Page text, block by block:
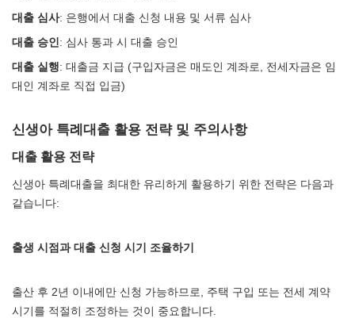
대출 심사: 은행에서 대출 신청 내용 및 서류 심사
대출 승인 : 심사 통과 시 대출 승인
대출 실행: 대출금 지급 (구입자금은 매도인 계좌로, 전세자금은 임
대인 계좌로 직접 입금)
신생아 특례대출 활용 전략 및 주의사항
대출 활용 전략
신생아 특례대출을 최대한 유리하게 활용하기 위한 전략은 다음과
같습니다:
출생 시점과 대출 신청 시기 조율하기
출산 후 2년 이내에만 신청 가능하므로, 주택 구입 또는 전세 계약
시기를 적절히 조정하는 것이 중요합니다.